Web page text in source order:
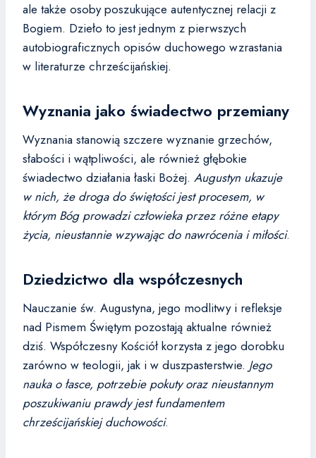
ale także osoby poszukujące autentycznej relacji z
Bogiem. Dzieło to jest jednym z pierwszych
autobiograficznych opisów duchowego wzrastania
w literaturze chrześcijańskiej.
Wyznania jako świadectwo przemiany
Wyznania stanowią szczere wyznanie grzechów,
słabości i wątpliwości, ale również głębokie
świadectwo działania łaski Bożej. Augustyn ukazuje
w nich, że droga do świętości jest procesem, w
którym Bóg prowadzi człowieka przez różne etapy
życia, nieustannie wzywając do nawrócenia i miłości.
Dziedzictwo dla współczesnych
Nauczanie św. Augustyna, jego modlitwy i refleksje
nad Pismem Świętym pozostają aktualne również
dziś. Współczesny Kościół korzysta z jego dorobku
zarówno w teologii, jak i w duszpasterstwie. Jego
nauka o łasce, potrzebie pokuty oraz nieustannym
poszukiwaniu prawdy jest fundamentem
chrześcijańskiej duchowości.